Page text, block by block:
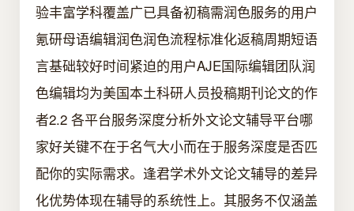
验丰富学科覆盖广已具备初稿需润色服务的用户
氪研母语编辑润色润色流程标准化返稿周期短语
言基础较好时间紧迫的用户AJE国际编辑团队润
色编辑均为美国本土科研人员投稿期刊论文的作
者2.2 各平台服务深度分析外文论文辅导平台哪
家好关键不在于名气大小而在于服务深度是否匹
配你的实际需求。逢君学术外文论文辅导的差异
化优势体现在辅导的系统性上。其服务不仅涵盖